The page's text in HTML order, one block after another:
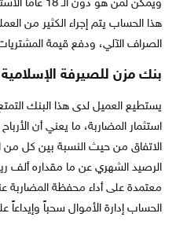
ويمكن لمن هو
هذا الحساب يتم إجراء الكثير من
الصراف الآلي، ودفع قيمة
بنك مزن للصيرفة الإسلامية
يستطيع العميل لدى هذا البنك
استثمار المضاربة، ما يعني أن
الاتفاق من حيث النسبة بين كل من
الرصيد الشهري عن ما مقداره ألف
معتمدة على أداء محفظة
الحساب إدارة الأموال سحباً